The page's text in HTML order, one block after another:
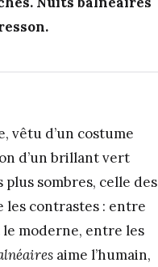
vêtu d’un costume
d’un brillant vert
sombres, celle des
les contrastes : entre
le moderne, entre les
aime l’humain,